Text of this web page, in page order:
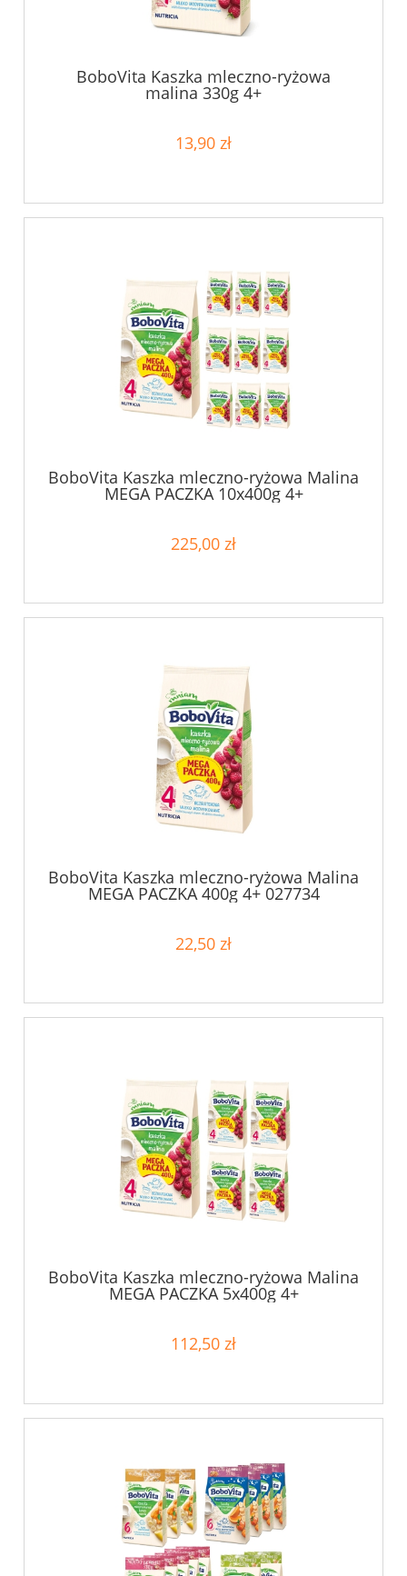
BoboVita Kaszka mleczno-ryżowa
malina 330g 4+
13,90 zł
BoboVita Kaszka mleczno-ryżowa Malina
MEGA PACZKA 10x400g 4+
225,00 zł
BoboVita Kaszka mleczno-ryżowa Malina
MEGA PACZKA 400g 4+ 027734
22,50 zł
BoboVita Kaszka mleczno-ryżowa Malina
MEGA PACZKA 5x400g 4+
112,50 zł